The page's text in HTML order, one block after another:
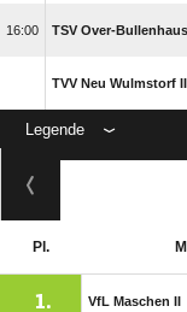
 TSV Over-
TVV Neu Wulmstorf II
Legende
Pl.
1. VfL Maschen II